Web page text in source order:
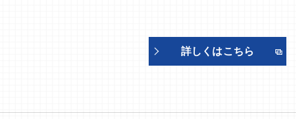
詳しくはこちら